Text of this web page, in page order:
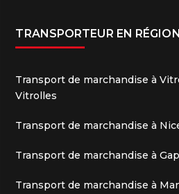
TRANSPORTEUR EN
Transport de marchandise à
Vitrolles
Transport de marchandise à
Transport de marchandise à
Transport de marchandise à